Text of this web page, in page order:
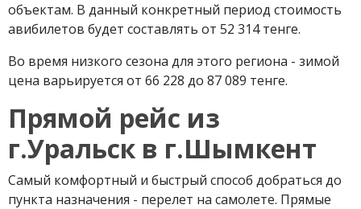
объектам. В данный конкретный период стоимость
авибилетов будет составлять от 52 314 тенге.
Во время низкого сезона для этого региона - зимой
цена варьируется от 66 228 до 87 089 тенге.
Прямой рейс из
г.Уральск в г.Шымкент
Самый комфортный и быстрый способ добраться до
пункта назначения - перелет на самолете. Прямые